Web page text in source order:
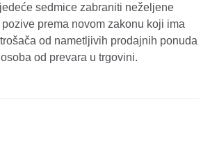
sedmice zabraniti neželjene
prema novom zakonu koji ima
od nametljivih prodajnih ponuda
od prevara u trgovini.